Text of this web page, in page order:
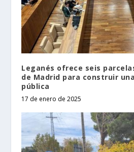
Leganés ofrece seis
de Madrid para construir
pública
17 de enero de 2025